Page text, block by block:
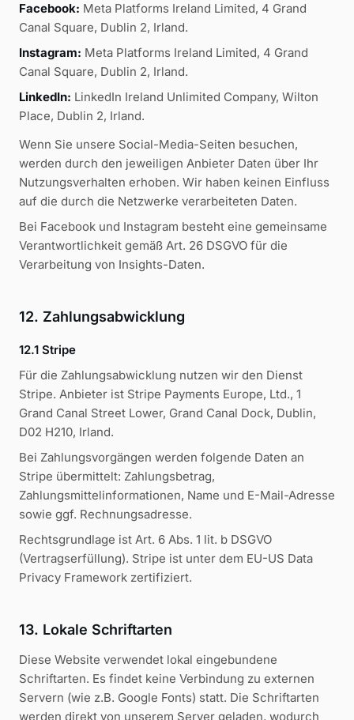
Facebook: Meta Platforms Ireland Limited, 4 Grand
Canal Square, Dublin 2, Irland.
Instagram: Meta Platforms Ireland Limited, 4 Grand
Canal Square, Dublin 2, Irland.
LinkedIn: LinkedIn Ireland Unlimited Company, Wilton
Place, Dublin 2, Irland.
Wenn Sie unsere Social-Media-Seiten besuchen,
werden durch den jeweiligen Anbieter Daten über Ihr
Nutzungsverhalten erhoben. Wir haben keinen Einfluss
auf die durch die Netzwerke verarbeiteten Daten.
Bei Facebook und Instagram besteht eine gemeinsame
Verantwortlichkeit gemäß Art. 26 DSGVO für die
Verarbeitung von Insights-Daten.
12. Zahlungsabwicklung
12.1 Stripe
Für die Zahlungsabwicklung nutzen wir den Dienst
Stripe. Anbieter ist Stripe Payments Europe, Ltd., 1
Grand Canal Street Lower, Grand Canal Dock, Dublin,
D02 H210, Irland.
Bei Zahlungsvorgängen werden folgende Daten an
Stripe übermittelt: Zahlungsbetrag,
Zahlungsmittelinformationen, Name und E-Mail-Adresse
sowie ggf. Rechnungsadresse.
Rechtsgrundlage ist Art. 6 Abs. 1 lit. b DSGVO
(Vertragserfüllung). Stripe ist unter dem EU-US Data
Privacy Framework zertifiziert.
13. Lokale Schriftarten
Diese Website verwendet lokal eingebundene
Schriftarten. Es findet keine Verbindung zu externen
Servern (wie z.B. Google Fonts) statt. Die Schriftarten
werden direkt von unserem Server geladen, wodurch